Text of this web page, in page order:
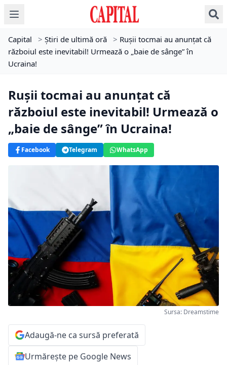
Capital > Știri de ultimă oră > Rușii tocmai au anunțat că
războiul este inevitabil! Urmează o „baie de sânge” în
Ucraina!
Rușii tocmai au anunțat că
războiul este inevitabil! Urmează o
„baie de sânge” în Ucraina!
Facebook Telegram WhatsApp
Sursa: Dreamstime
Adaugă-ne ca sursă preferată
Urmărește pe Google News